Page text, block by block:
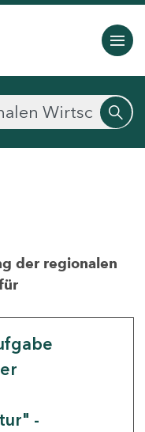
der regionalen
-